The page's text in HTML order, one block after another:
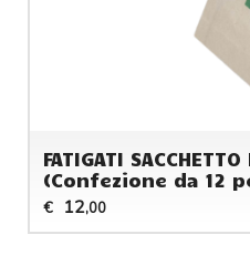
FATIGATI
(Confezione da 12
€ 12,00